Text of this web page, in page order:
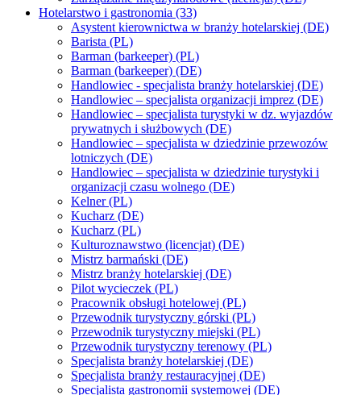
Hotelarstwo i gastronomia (33)
Asystent kierownictwa w branży hotelarskiej (DE)
Barista (PL)
Barman (barkeeper) (PL)
Barman (barkeeper) (DE)
Handlowiec - specjalista branży hotelarskiej (DE)
Handlowiec – specjalista organizacji imprez (DE)
Handlowiec – specjalista turystyki w dz. wyjazdów
prywatnych i służbowych (DE)
Handlowiec – specjalista w dziedzinie przewozów
lotniczych (DE)
Handlowiec – specjalista w dziedzinie turystyki i
organizacji czasu wolnego (DE)
Kelner (PL)
Kucharz (DE)
Kucharz (PL)
Kulturoznawstwo (licencjat) (DE)
Mistrz barmański (DE)
Mistrz branży hotelarskiej (DE)
Pilot wycieczek (PL)
Pracownik obsługi hotelowej (PL)
Przewodnik turystyczny górski (PL)
Przewodnik turystyczny miejski (PL)
Przewodnik turystyczny terenowy (PL)
Specjalista branży hotelarskiej (DE)
Specjalista branży restauracyjnej (DE)
Specjalista gastronomii systemowej (DE)